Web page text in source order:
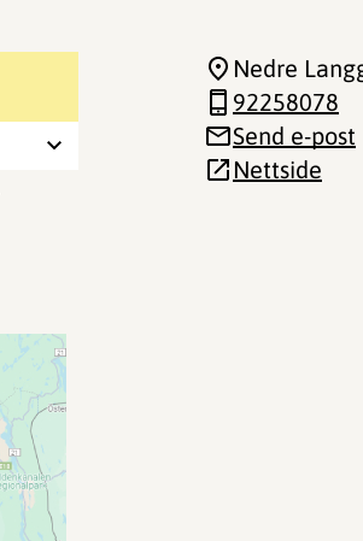
Nedre
92258078
Send e-post
Nettside